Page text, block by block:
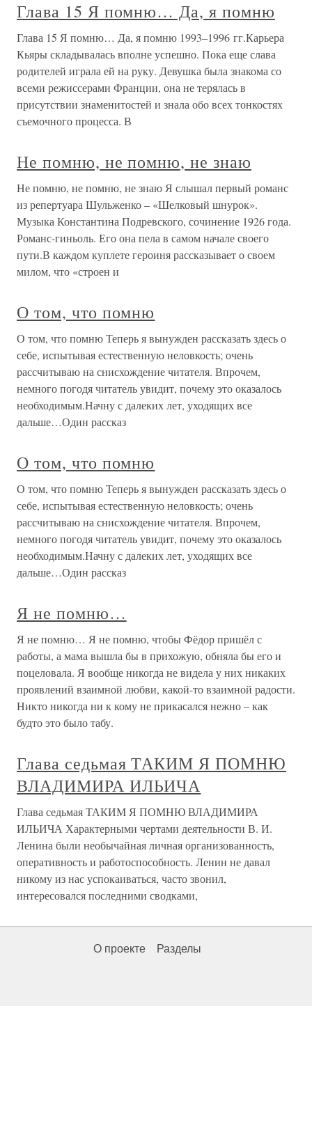
Глава 15 Я помню… Да, я помню
Глава 15 Я помню… Да, я помню 1993–1996 гг.Карьера
Кьяры складывалась вполне успешно. Пока еще слава
родителей играла ей на руку. Девушка была знакома со
всеми режиссерами Франции, она не терялась в
присутствии знаменитостей и знала обо всех тонкостях
съемочного процесса. В
Не помню, не помню, не знаю
Не помню, не помню, не знаю Я слышал первый романс
из репертуара Шульженко – «Шелковый шнурок».
Музыка Константина Подревского, сочинение 1926 года.
Романс-гиньоль. Его она пела в самом начале своего
пути.В каждом куплете героиня рассказывает о своем
милом, что «строен и
О том, что помню
О том, что помню Теперь я вынужден рассказать здесь о
себе, испытывая естественную неловкость; очень
рассчитываю на снисхождение читателя. Впрочем,
немного погодя читатель увидит, почему это оказалось
необходимым.Начну с далеких лет, уходящих все
дальше…Один рассказ
О том, что помню
О том, что помню Теперь я вынужден рассказать здесь о
себе, испытывая естественную неловкость; очень
рассчитываю на снисхождение читателя. Впрочем,
немного погодя читатель увидит, почему это оказалось
необходимым.Начну с далеких лет, уходящих все
дальше…Один рассказ
Я не помню…
Я не помню… Я не помню, чтобы Фёдор пришёл с
работы, а мама вышла бы в прихожую, обняла бы его и
поцеловала. Я вообще никогда не видела у них никаких
проявлений взаимной любви, какой-то взаимной радости.
Никто никогда ни к кому не прикасался нежно – как
будто это было табу.
Глава седьмая ТАКИМ Я ПОМНЮ
ВЛАДИМИРА ИЛЬИЧА
Глава седьмая ТАКИМ Я ПОМНЮ ВЛАДИМИРА
ИЛЬИЧА Характерными чертами деятельности В. И.
Ленина были необычайная личная организованность,
оперативность и работоспособность. Ленин не давал
никому из нас успокаиваться, часто звонил,
интересовался последними сводками,
О проекте Разделы